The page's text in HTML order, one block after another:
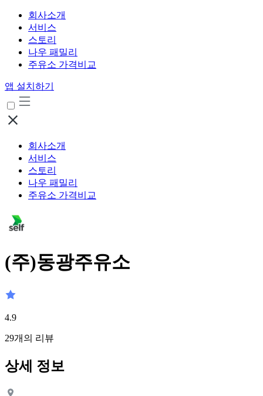
회사소개
서비스
스토리
나우 패밀리
주유소 가격비교
앱 설치하기
회사소개
서비스
스토리
나우 패밀리
주유소 가격비교
(주)동광주유소
4.9
29개의 리뷰
상세 정보